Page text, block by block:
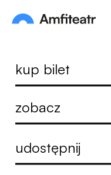
Amfiteatr. Miejski
kup bilet
zobacz
udostępnij